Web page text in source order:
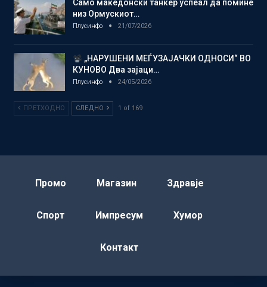
Само македонски танкер успеал да помине
низ Ормускиот…
Плусинфо 21/07/2026
„НАРУШЕНИ МЕЃУЗАЈАЧКИ ОДНОСИ“ ВО
КУНОВО Два зајаци…
Плусинфо 24/05/2026
ПРЕТХОДНО СЛЕДНО 1 of 169
Промо Магазин Здравје
Спорт Импресум Хумор
Контакт